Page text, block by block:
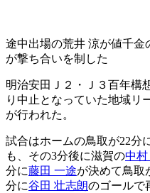
途中出場の荒井 涼が値千金
が撃ち合いを制した
明治安田Ｊ２・Ｊ３百年構
り中止となっていた地域リ
が行われた。
試合はホームの鳥取が22分
も、その3分後に滋賀の中村
分に藤田 一途が決めて鳥取
分に谷田 壮志朗のゴールで